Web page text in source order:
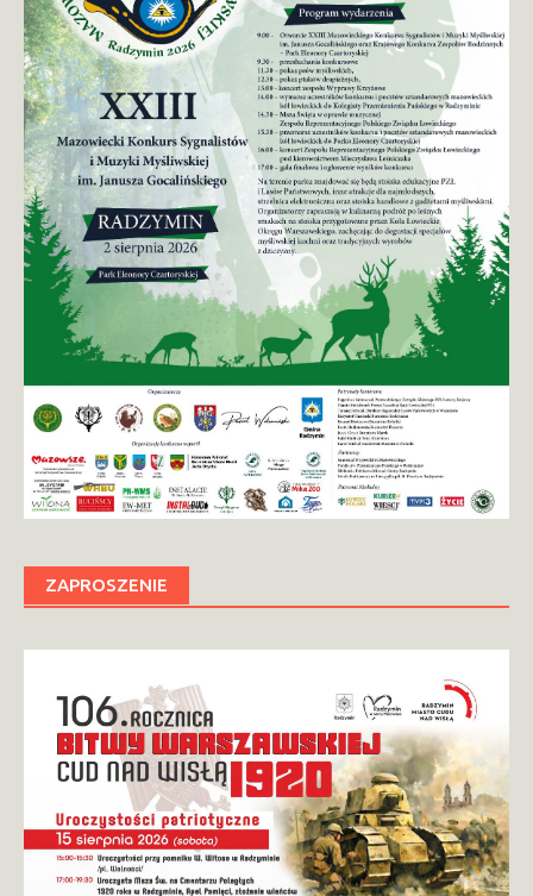
ZAPROSZENIE